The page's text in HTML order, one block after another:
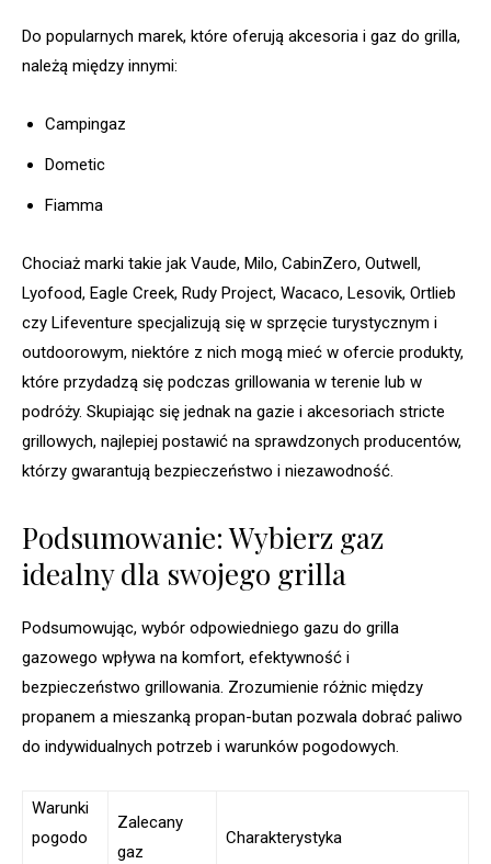
Do popularnych marek, które oferują akcesoria i gaz do grilla,
należą między innymi:
Campingaz
Dometic
Fiamma
Chociaż marki takie jak Vaude, Milo, CabinZero, Outwell,
Lyofood, Eagle Creek, Rudy Project, Wacaco, Lesovik, Ortlieb
czy Lifeventure specjalizują się w sprzęcie turystycznym i
outdoorowym, niektóre z nich mogą mieć w ofercie produkty,
które przydadzą się podczas grillowania w terenie lub w
podróży. Skupiając się jednak na gazie i akcesoriach stricte
grillowych, najlepiej postawić na sprawdzonych producentów,
którzy gwarantują bezpieczeństwo i niezawodność.
Podsumowanie: Wybierz gaz
idealny dla swojego grilla
Podsumowując, wybór odpowiedniego gazu do grilla
gazowego wpływa na komfort, efektywność i
bezpieczeństwo grillowania. Zrozumienie różnic między
propanem a mieszanką propan-butan pozwala dobrać paliwo
do indywidualnych potrzeb i warunków pogodowych.
Warunki
pogodo
Zalecany
gaz
Charakterystyka